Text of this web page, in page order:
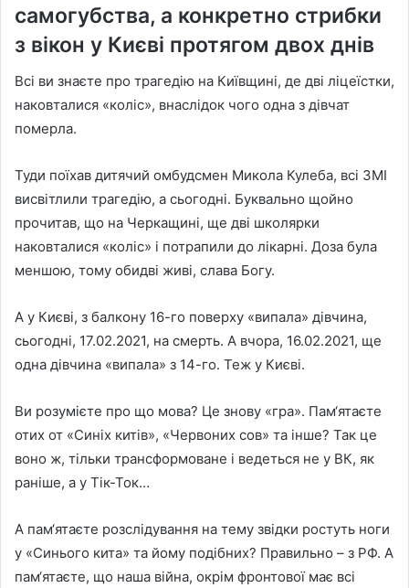
самогубства, а конкретно стрибки
з вікон у Києві протягом двох днів
Всі ви знаєте про трагедію на Київщині, де дві ліцеїстки,
наковталися «коліс», внаслідок чого одна з дівчат
померла.
Туди поїхав дитячий омбудсмен Микола Кулеба, всі ЗМІ
висвітлили трагедію, а сьогодні. Буквально щойно
прочитав, що на Черкащині, ще дві школярки
наковталися «коліс» і потрапили до лікарні. Доза була
меншою, тому обидві живі, слава Богу.
А у Києві, з балкону 16-го поверху «випала» дівчина,
сьогодні, 17.02.2021, на смерть. А вчора, 16.02.2021, ще
одна дівчина «випала» з 14-го. Теж у Києві.
Ви розумієте про що мова? Це знову «гра». Пам‘ятаєте
отих от «Синіх китів», «Червоних сов» та інше? Так це
воно ж, тільки трансформоване і ведеться не у ВК, як
раніше, а у Тік-Ток…
А пам‘ятаєте розслідування на тему звідки ростуть ноги
у «Синього кита» та йому подібних? Правильно – з РФ. А
пам‘ятаєте, що наша війна, окрім фронтової має всі